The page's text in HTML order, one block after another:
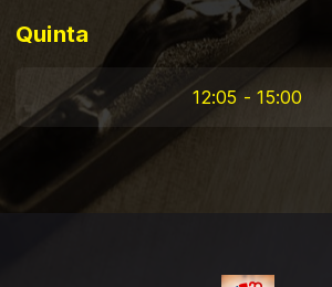
Quinta
12:05 - 15:00